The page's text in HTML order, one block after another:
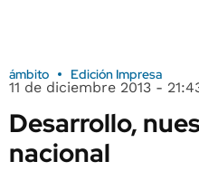
ámbito Edición Impresa
11 de diciembre 2013 -
Desarrollo,
nacional